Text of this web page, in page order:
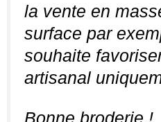
la vente en
surface par
souhaite
artisanal
Bonne broderie !